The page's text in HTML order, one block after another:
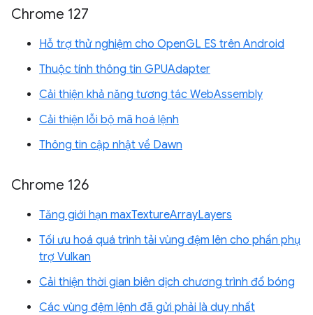
Chrome 127
Hỗ trợ thử nghiệm cho OpenGL ES trên Android
Thuộc tính thông tin GPUAdapter
Cải thiện khả năng tương tác WebAssembly
Cải thiện lỗi bộ mã hoá lệnh
Thông tin cập nhật về Dawn
Chrome 126
Tăng giới hạn maxTextureArrayLayers
Tối ưu hoá quá trình tải vùng đệm lên cho phần phụ
trợ Vulkan
Cải thiện thời gian biên dịch chương trình đổ bóng
Các vùng đệm lệnh đã gửi phải là duy nhất